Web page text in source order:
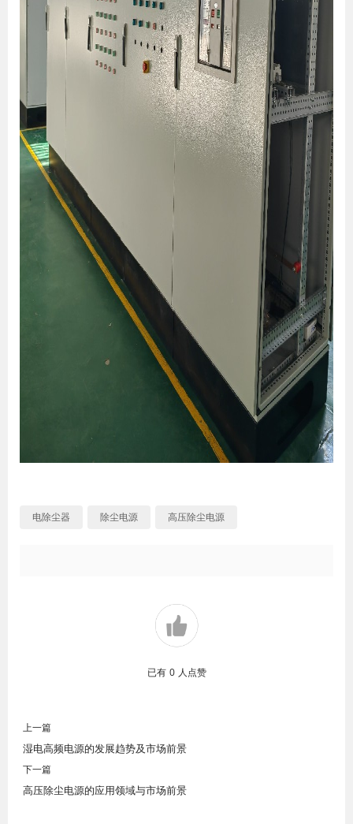
电除尘器 除尘电源 高压除尘电源
已有 0 人点赞
上一篇
湿电高频电源的发展趋势及市场前景
下一篇
高压除尘电源的应用领域与市场前景